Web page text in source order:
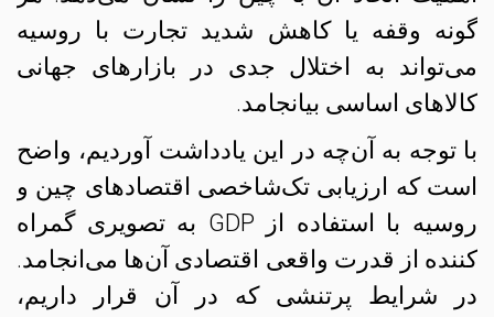
گونه وقفه یا کاهش شدید تجارت با روسیه
می‌تواند به اختلال جدی در بازارهای جهانی
کالاهای اساسی بیانجامد.
با توجه به آن‌چه در این یادداشت آوردیم، واضح
است که ارزیابی تک‌شاخصی اقتصادهای چین و
روسیه با استفاده از GDP به تصویری گمراه
کننده از قدرت واقعی اقتصادی آن‌ها می‌انجامد.
در شرایط پرتنشی که در آن قرار داریم،